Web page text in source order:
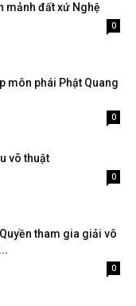
mảnh đất xứ Nghệ
0
môn phái Phật Quang
0
võ thuật
0
tham gia giải vô
0